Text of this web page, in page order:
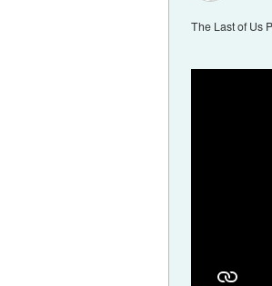
The Last of Us